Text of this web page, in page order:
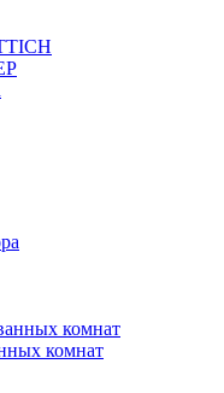
комнат
комнат